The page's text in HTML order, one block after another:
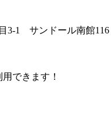
3-1 サンドール南館116
できます！